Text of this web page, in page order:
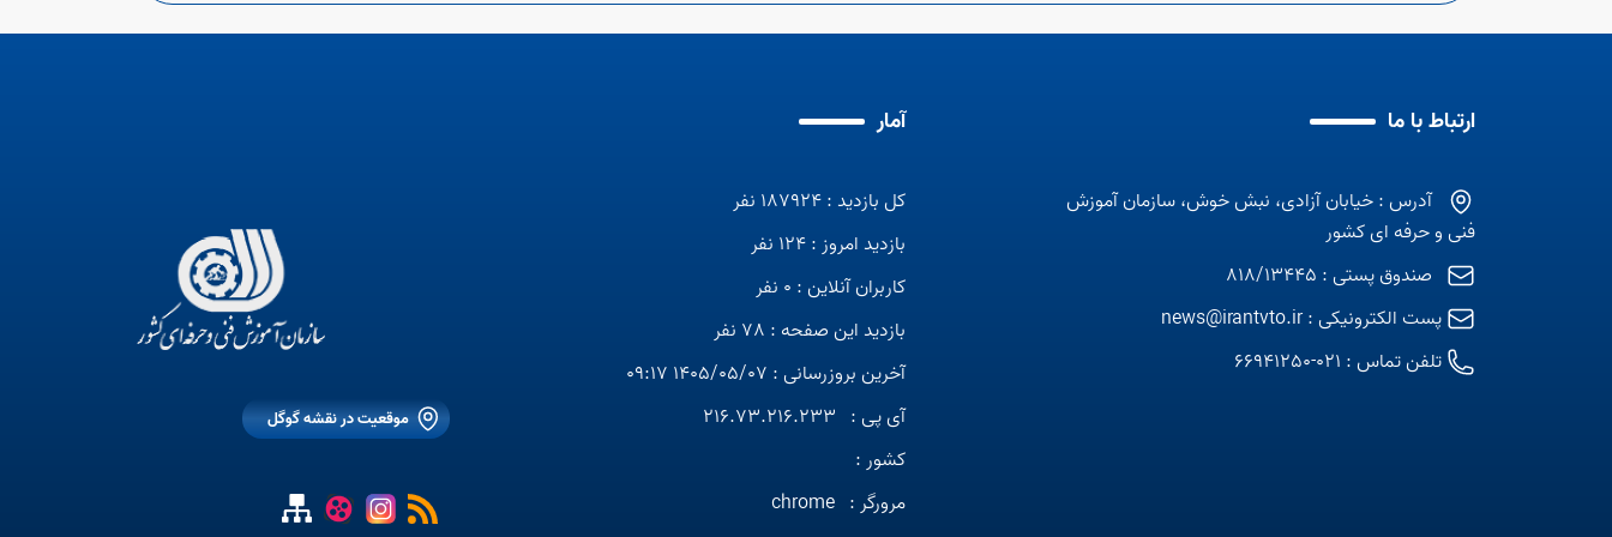
ارتباط با ما
آدرس : خیابان آزادی، نبش خوش، سازمان آموزش
فنی و حرفه ای کشور
صندوق پستی : 818/13445
پست الکترونیکی :news@irantvto.ir
تلفن تماس : 021-66941250
آمار
کل بازدید : 187924 نفر
بازدید امروز : 124 نفر
کاربران آنلاین : 0 نفر
بازدید این صفحه : 78 نفر
آخرین بروزرسانی : 1405/05/07 09:17
آی پی : 216.73.216.233
کشور :
مرورگر : chrome
موقعیت در نقشه گوگل